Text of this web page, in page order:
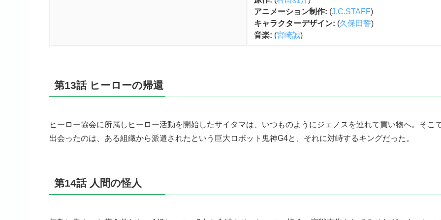
アニメーション制作: (J.C.STAFF)
キャラクターデザイン: (久保田誓)
音楽: (宮崎誠)
第13話 ヒーローの帰還
ヒーロー協会に所属しヒーロー活動を開始したサイタマは、いつものようにジェノスを連れて買い物へ。そこ
出会ったのは、ある組織から派遣されたという巨大ロボット鬼神G4と、それに対峙するキングだった。
第14話 人間の怪人